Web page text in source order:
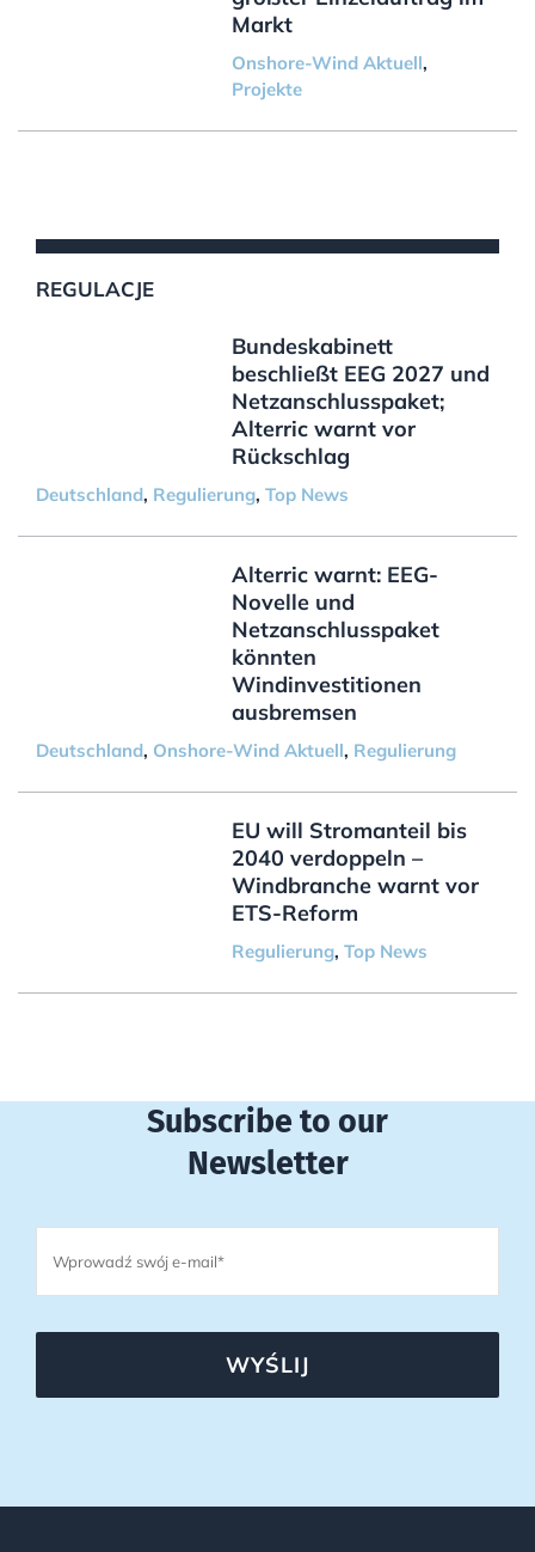
Markt
Onshore-Wind Aktuell,
Projekte
REGULACJE
Bundeskabinett
beschließt EEG 2027 und
Netzanschlusspaket;
Alterric warnt vor
Rückschlag
Deutschland, Regulierung, Top News
Alterric warnt: EEG-
Novelle und
Netzanschlusspaket
könnten
Windinvestitionen
ausbremsen
Deutschland, Onshore-Wind Aktuell, Regulierung
EU will Stromanteil bis
2040 verdoppeln –
Windbranche warnt vor
ETS-Reform
Regulierung, Top News
Subscribe to our
Newsletter
WYŚLIJ